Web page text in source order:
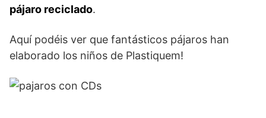
pájaro reciclado.
Aquí podéis ver que fantásticos pájaros han
elaborado los niños de Plastiquem!